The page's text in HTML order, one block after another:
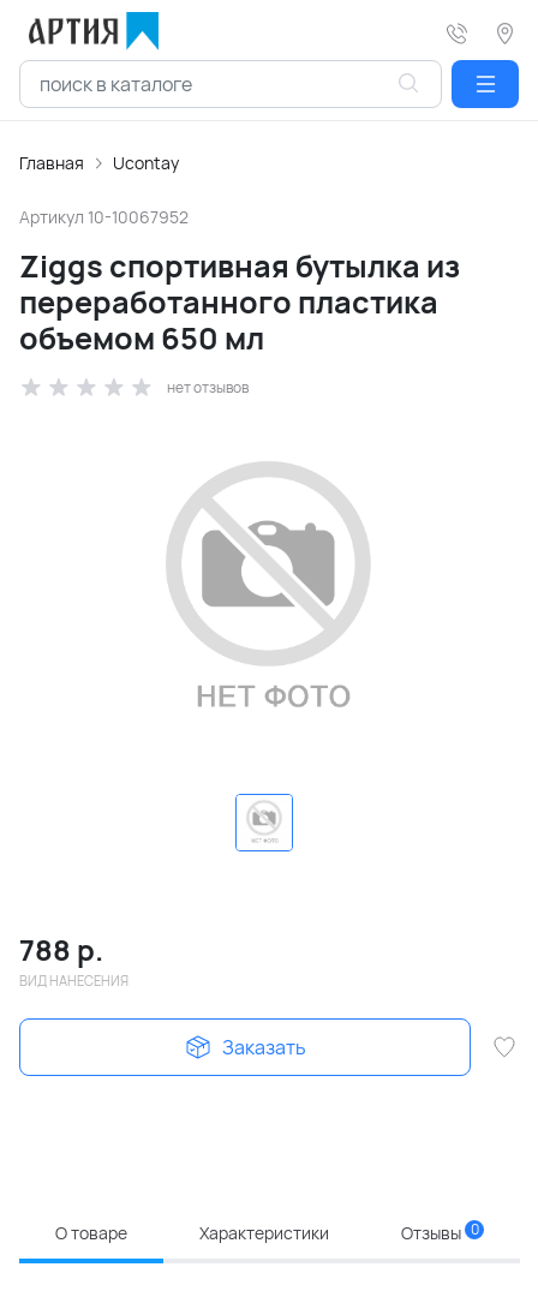
Главная Ucontay
Артикул 10-10067952
Ziggs спортивная бутылка из
переработанного пластика
объемом 650 мл
нет отзывов
788 р.
ВИД НАНЕСЕНИЯ
Заказать
О товаре Характеристики Отзывы 0